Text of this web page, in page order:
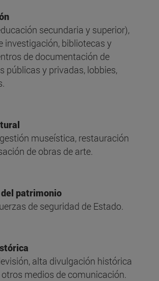
secundaria y superior),
investigación, bibliotecas y
de documentación de
públicas y privadas, lobbies,
museística, restauración
de obras de arte.
patrimonio
de seguridad de Estado.
alta divulgación histórica
medios de comunicación.